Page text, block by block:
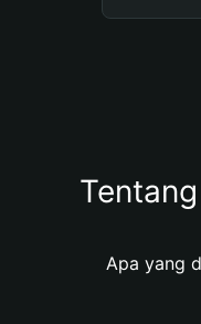
Apa yang